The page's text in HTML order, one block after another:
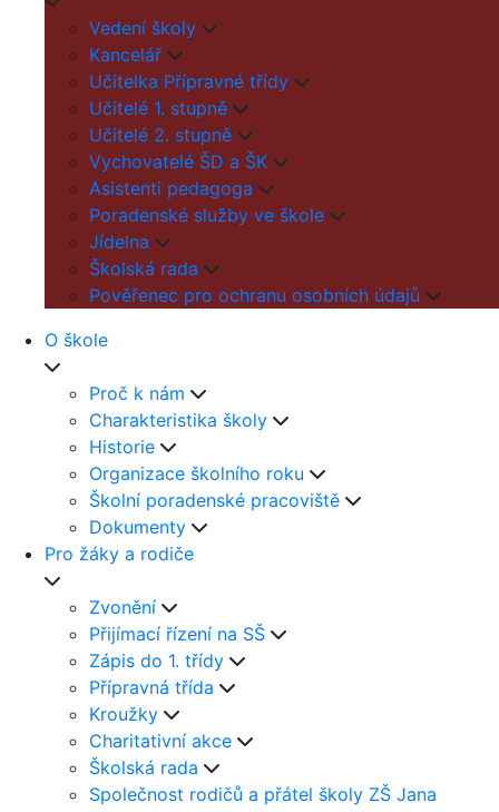
Vedení školy
Kancelář
Učitelka Přípravné třídy
Učitelé 1. stupně
Učitelé 2. stupně
Vychovatelé ŠD a ŠK
Asistenti pedagoga
Poradenské služby ve škole
Jídelna
Školská rada
Pověřenec pro ochranu osobních údajů
O škole
Proč k nám
Charakteristika školy
Historie
Organizace školního roku
Školní poradenské pracoviště
Dokumenty
Pro žáky a rodiče
Zvonění
Přijímací řízení na SŠ
Zápis do 1. třídy
Přípravná třída
Kroužky
Charitativní akce
Školská rada
Společnost rodičů a přátel školy ZŠ Jana